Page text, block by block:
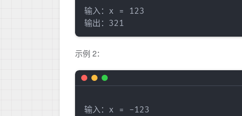
输入：x = 123
示例 2：
输入：x = -123